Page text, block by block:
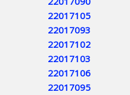
22017105
22017093
22017102
22017103
22017106
22017095